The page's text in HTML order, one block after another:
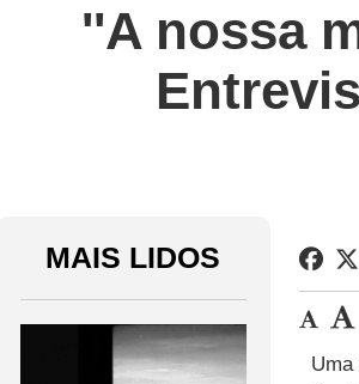
''A nossa
MAIS LIDOS